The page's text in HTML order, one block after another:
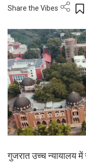
Share the Vibes
गुजरात उच्च न्यायालय में